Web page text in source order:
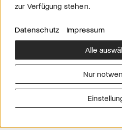
Über uns
Downloads
Werben
zur Verfügung stehen.
Datenschutz Impressum
Alle
Nur